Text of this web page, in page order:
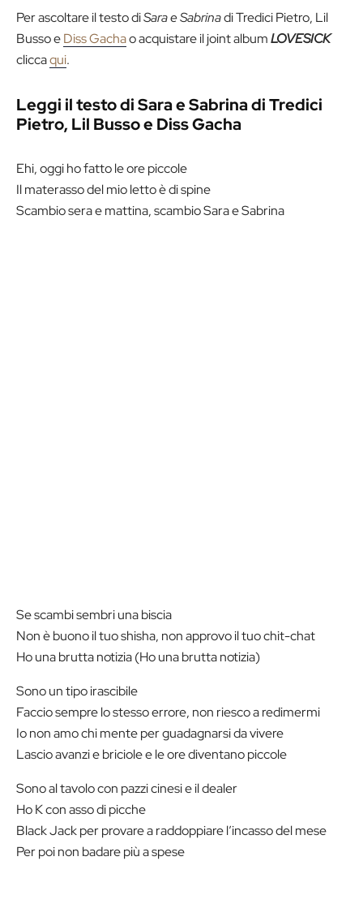
Per ascoltare il testo diSara e Sabrinadi Tredici Pietro, Lil
Busso eDiss Gachao acquistare il joint albumLOVESICK
cliccaqui.
Leggi il testo di Sara e Sabrina di Tredici
Pietro, Lil Busso e Diss Gacha
Ehi, oggi ho fatto le ore piccole
Il materasso del mio letto è di spine
Scambio sera e mattina, scambio Sara e Sabrina
Se scambi sembri una biscia
Non è buono il tuo shisha, non approvo il tuo chit-chat
Ho una brutta notizia (Ho una brutta notizia)
Sono un tipo irascibile
Faccio sempre lo stesso errore, non riesco a redimermi
Io non amo chi mente per guadagnarsi da vivere
Lascio avanzi e briciole e le ore diventano piccole
Sono al tavolo con pazzi cinesi e il dealer
Ho K con asso di picche
Black Jack per provare a raddoppiare l’incasso del mese
Per poi non badare più a spese